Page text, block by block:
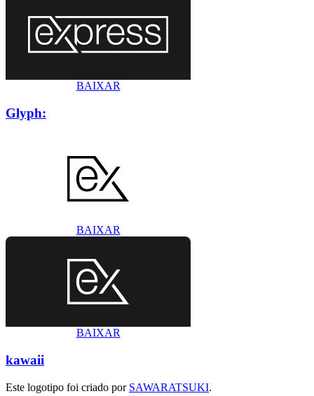
BAIXAR
Glyph:
BAIXAR
BAIXAR
kawaii
Este logotipo foi criado por SAWARATSUKI.